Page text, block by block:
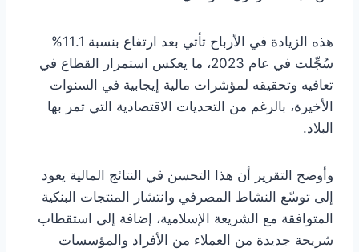
هذه الزيادة في الأرباح تأتي بعد ارتفاع بنسبة 11.1%
سُجِّلت في عام 2023، ما يعكس استمرار القطاع في
تعافيه وتحقيقه لمؤشرات مالية إيجابية في السنوات
الأخيرة، بالرغم من التحديات الاقتصادية التي تمر بها
البلاد.
وأوضح التقرير أن هذا التحسن في النتائج المالية يعود
إلى توسّع النشاط المصرفي وانتشار المنتجات البنكية
المتوافقة مع الشريعة الإسلامية، إضافة إلى استقطاب
شريحة جديدة من العملاء من الأفراد والمؤسسات